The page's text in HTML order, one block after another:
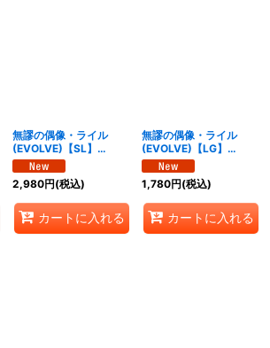
無謬の偶像・ライル
(EVOLVE)【SL】
{BP21-SL03}《エル
フ》
2,980円(税込)
カートに入れる
無謬の偶像・ライル
(EVOLVE)【LG】
{BP21-003}《エルフ》
1,780円(税込)
カートに入れる